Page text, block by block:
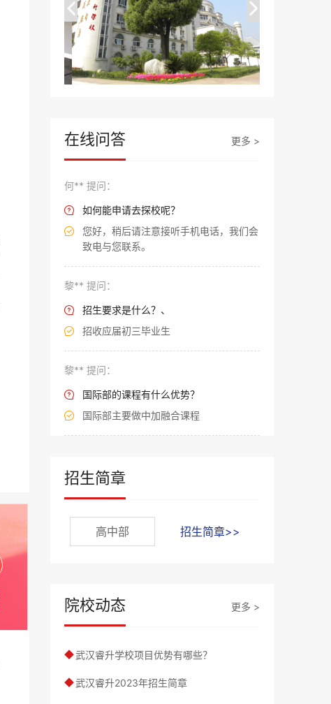
在线问答 更多 >
何** 提问：
 如何能申请去探校呢？

您好，稍后请注意接听手机电话，我们会
致电与您联系。
黎** 提问：
 招生要求是什么？、
 招收应届初三毕业生
黎** 提问：
 国际部的课程有什么优势？
 国际部主要做中加融合课程
招生简章
高中部 招生简章>>
院校动态 更多 >
◆武汉睿升学校项目优势有哪些？
◆武汉睿升2023年招生简章